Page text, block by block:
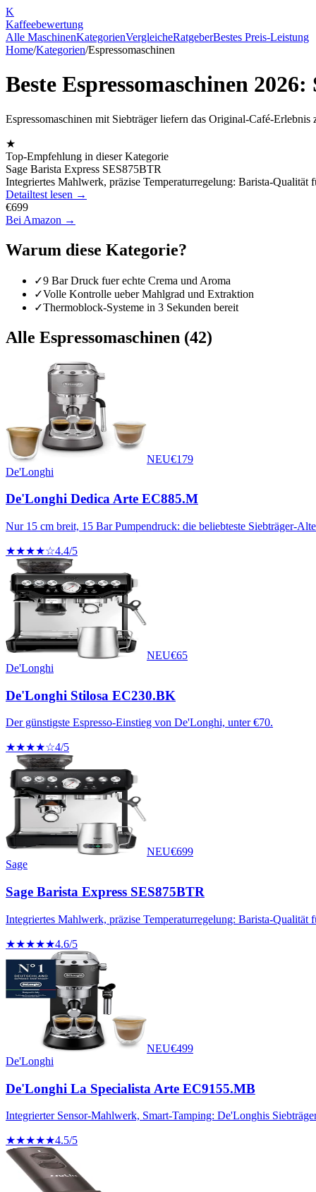
K
Kaffeebewertung
Alle MaschinenKategorienVergleicheRatgeberBestes Preis-Leistung
Home/Kategorien/Espressomaschinen
Beste Espressomaschinen
Espressomaschinen mit Siebträger liefern das Original-Café-
★
Top-Empfehlung in dieser Kategorie
Sage Barista Express SES875BTR
Integriertes Mahlwerk, präzise Temperaturregelung: Barista-Qualität
Detailtest lesen →
€699
Bei Amazon →
Warum diese Kategorie?
✓9 Bar Druck fuer echte Crema und Aroma
✓Volle Kontrolle ueber Mahlgrad und Extraktion
✓Thermoblock-Systeme in 3 Sekunden bereit
Alle Espressomaschinen (42)
NEU€179
De'Longhi
De'Longhi Dedica Arte EC885.M
Nur 15 cm breit, 15 Bar Pumpendruck: die beliebteste Siebträger-
★★★★☆4.4/5
NEU€65
De'Longhi
De'Longhi Stilosa EC230.BK
Der günstigste Espresso-Einstieg von De'Longhi, unter €70.
★★★★☆4/5
NEU€699
Sage
Sage Barista Express SES875BTR
Integriertes Mahlwerk, präzise Temperaturregelung: Barista-Qualität
★★★★★4.6/5
NEU€499
De'Longhi
De'Longhi La Specialista Arte EC9155.MB
Integrierter Sensor-Mahlwerk, Smart-Tamping: De'Longhis
★★★★★4.5/5